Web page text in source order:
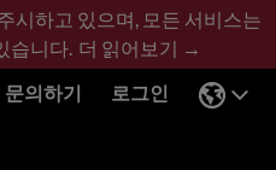
시하고 있으며, 모든 서비스는
습니다. 더 읽어보기 →
문의하기 로그인